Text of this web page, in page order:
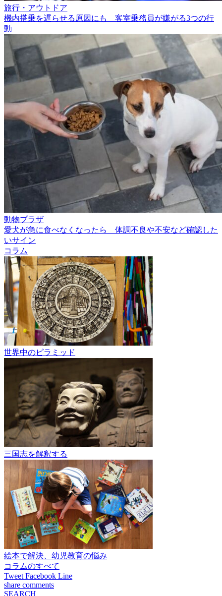
旅行・アウトドア
機内搭乗を遅らせる原因にも 客室乗務員が嫌がる3つの行
動
動物プラザ
愛犬が急に食べなくなったら 体調不良や不安など確認した
いサイン
コラム
世界中のピラミッド
三国志を解釈する
絵本で解決、幼児教育の悩み
コラムのすべて
Tweet Facebook Line
share comments
SEARCH